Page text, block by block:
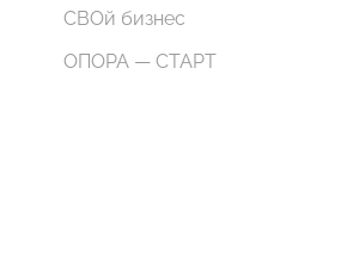
СВОй бизнес
ОПОРА — СТАРТ